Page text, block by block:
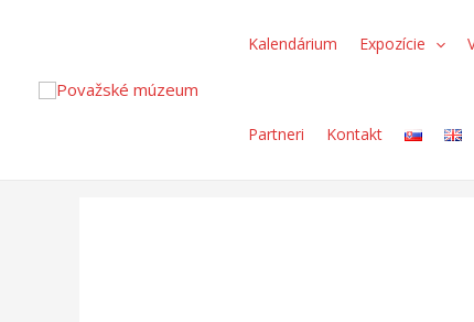
Kalendárium Expozície
Partneri Kontakt